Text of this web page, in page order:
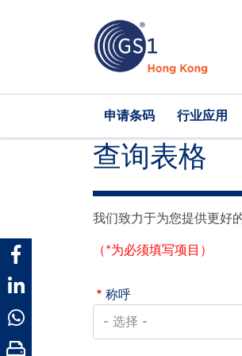
Main
navigation
申请条码 行业应用
查询表格
我们致力于为您提供更好
（*为必须填写项目）
称呼